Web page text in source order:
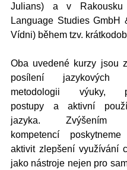
Julians) a v Rakousku
Language Studies GmbH
Vídni) během tzv.
Oba uvedené kurzy jsou
posílení jazykových
metodologii výuky,
postupy a aktivní
jazyka. Zvýšením
kompetencí poskytneme
aktivit zlepšení využívání
jako nástroje nejen pro